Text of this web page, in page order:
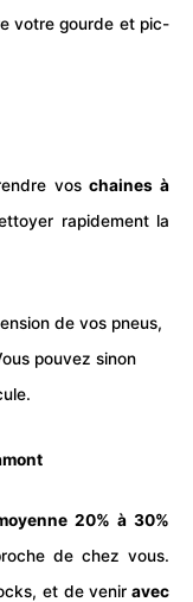
votre gourde et pic-
vos chaines à
rapidement la
de vos pneus,
pouvez sinon
20% à 30%
de chez vous.
et de venir avec